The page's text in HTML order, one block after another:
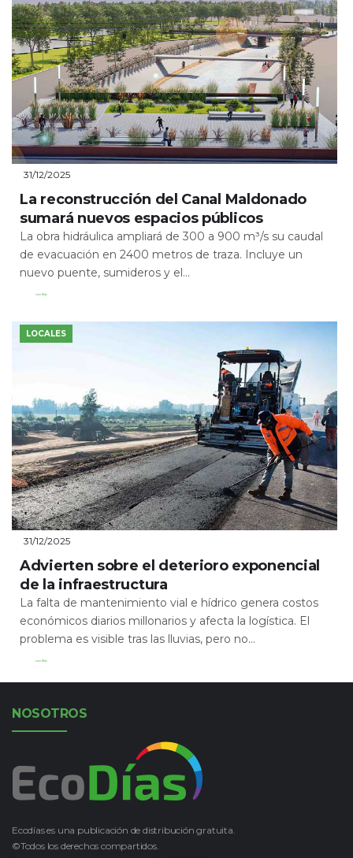
31/12/2025
La reconstrucción del Canal Maldonado
sumará nuevos espacios públicos
La obra hidráulica ampliará de 300 a 900 m³/s su caudal
de evacuación en 2400 metros de traza. Incluye un
nuevo puente, sumideros y el...
Leer Más
LOCALES
31/12/2025
Advierten sobre el deterioro exponencial
de la infraestructura
La falta de mantenimiento vial e hídrico genera costos
económicos diarios millonarios y afecta la logística. El
problema es visible tras las lluvias, pero no...
Leer Más
NOSOTROS
Ecodías es una publicación de distribución gratuita.
©Todos los derechos compartidos.